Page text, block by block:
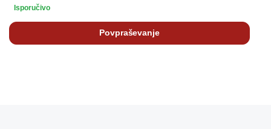
Isporučivo
Povpraševanje